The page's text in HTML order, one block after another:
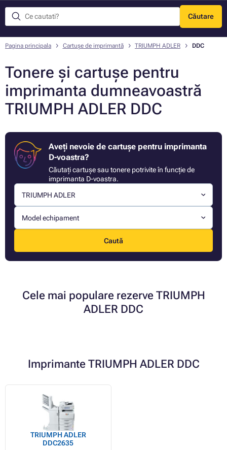
Căutare
Meniu
Pagina principala Cartușe de imprimantă TRIUMPH ADLER DDC
Tonere și cartușe pentru
imprimanta dumneavoastră
TRIUMPH ADLER DDC
Aveți nevoie de cartușe pentru imprimanta
D-voastra?
Căutați cartușe sau tonere potrivite în funcție de
imprimanta D-voastra.
TRIUMPH ADLER
Model echipament
Caută
Cele mai populare rezerve TRIUMPH
ADLER DDC
Imprimante TRIUMPH ADLER DDC
TRIUMPH ADLER
DDC2635